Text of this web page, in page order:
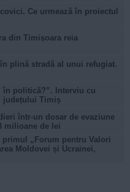
Ce urmează în proiectul
din Timișoara reia
plină stradă al unui refugiat.
în politică?”. Interviu cu
județului Timiș
într-un dosar de evaziune
milioane de lei
„Forum pentru Valori
Moldovei și Ucrainei,